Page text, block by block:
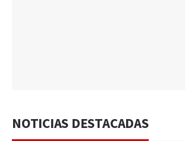
NOTICIAS DESTACADAS